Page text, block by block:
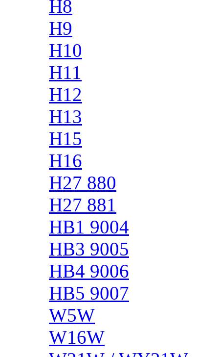
H8
H9
H10
H11
H12
H13
H15
H16
H27 880
H27 881
HB1 9004
HB3 9005
HB4 9006
HB5 9007
W5W
W16W